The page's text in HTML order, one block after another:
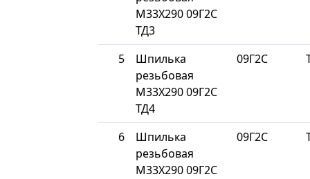
М33Х290 09Г2С
ТД3
5
Шпилька
резьбовая
М33Х290 09Г2С
ТД4
09Г2С
6
Шпилька
резьбовая
М33Х290 09Г2С
09Г2С